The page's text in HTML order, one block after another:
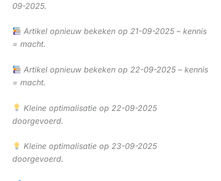
09-2025.
Artikel opnieuw bekeken op 21-09-2025 – kennis
= macht.
Artikel opnieuw bekeken op 22-09-2025 – kennis
= macht.
Kleine optimalisatie op 22-09-2025
doorgevoerd.
Kleine optimalisatie op 23-09-2025
doorgevoerd.